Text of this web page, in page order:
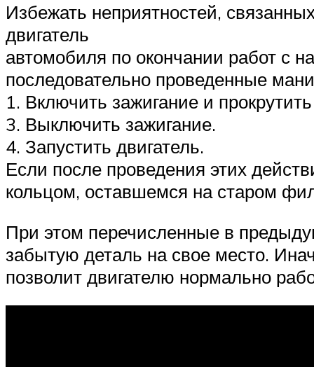
Избежать неприятностей,
двигатель
автомобиля по окончании работ с
последовательно проведенные
1. Включить зажигание и
3. Выключить зажигание.
4. Запустить двигатель.
Если после проведения этих
кольцом, оставшемся на старом
При этом перечисленные в
забытую деталь на свое место.
позволит двигателю нормально